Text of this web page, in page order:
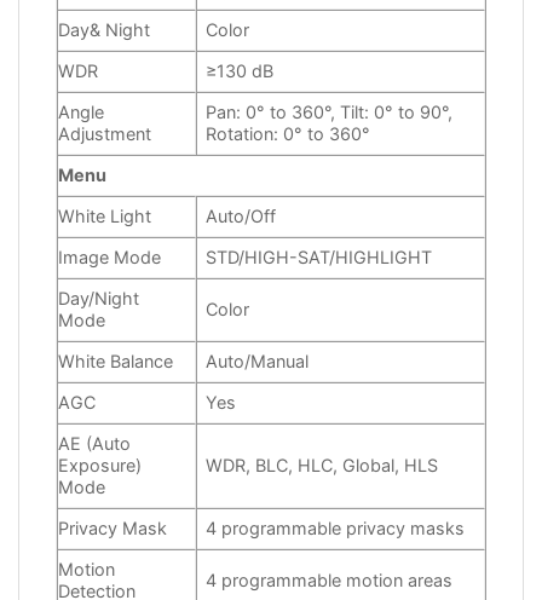
Day& Night
Color
WDR
≥130 dB
Angle
Adjustment
Pan: 0° to 360°, Tilt: 0° to 90°,
Rotation: 0° to 360°
Menu
White Light
Auto/Off
Image Mode
STD/HIGH-SAT/HIGHLIGHT
Day/Night
Mode
Color
White Balance
Auto/Manual
AGC
Yes
AE (Auto
Exposure)
Mode
WDR, BLC, HLC, Global, HLS
Privacy Mask
4 programmable privacy masks
Motion
Detection
4 programmable motion areas